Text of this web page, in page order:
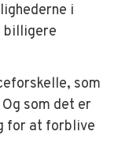
i
billigere
som
som det er
for at forblive